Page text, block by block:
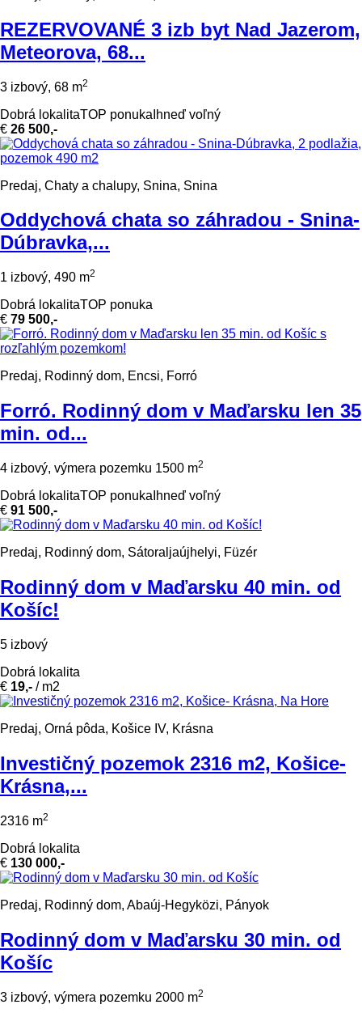
REZERVOVANÉ 3 izb byt Nad Jazerom,
Meteorova, 68...
3 izbový, 68 m2
Dobrá lokalitaTOP ponuka Ihneď voľný
€ 26 500,-
Predaj, Chaty a chalupy, Snina, Snina
Oddychová chata so záhradou - Snina-
Dúbravka,...
1 izbový, 490 m2
Dobrá lokalitaTOP ponuka
€ 79 500,-
Predaj, Rodinný dom, Encsi, Forró
Forró. Rodinný dom v Maďarsku len 35
min. od...
4 izbový, výmera pozemku 1500 m2
Dobrá lokalitaTOP ponuka Ihneď voľný
€ 91 500,-
Predaj, Rodinný dom, Sátoraljaújhelyi, Füzér
Rodinný dom v Maďarsku 40 min. od
Košíc!
5 izbový
Dobrá lokalita
€ 19,- / m2
Predaj, Orná pôda, Košice IV, Krásna
Investičný pozemok 2316 m2, Košice-
Krásna,...
2316 m2
Dobrá lokalita
€ 130 000,-
Predaj, Rodinný dom, Abaúj-Hegyközi, Pányok
Rodinný dom v Maďarsku 30 min. od
Košíc
3 izbový, výmera pozemku 2000 m2